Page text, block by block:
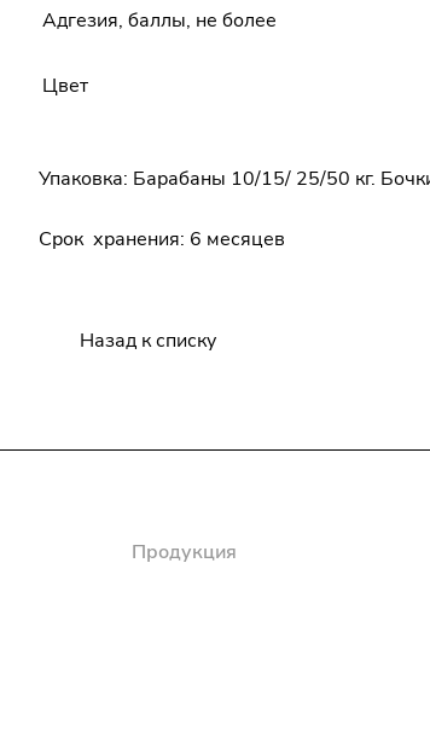
Адгезия, баллы, не более
Цвет
Упаковка: Барабаны 10/15/ 25/50 кг.
Срок хранения: 6 месяцев
Назад к списку
Продукция